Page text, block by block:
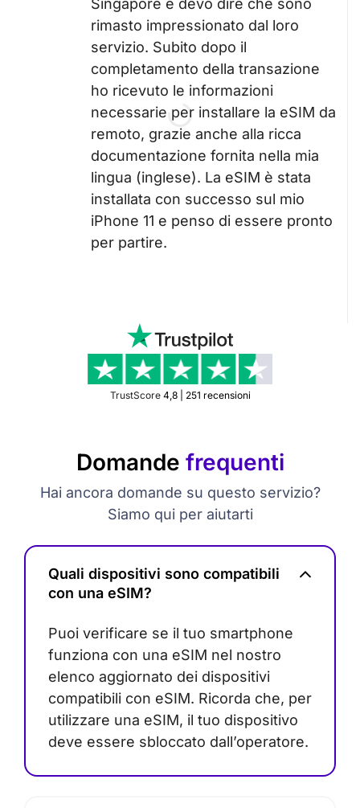
rimasto impressionato dal loro
servizio. Subito dopo il
completamento della transazione
ho ricevuto le informazioni
necessarie per installare la eSIM da
remoto, grazie anche alla ricca
documentazione fornita nella mia
lingua (inglese). La eSIM è stata
installata con successo sul mio
iPhone 11 e penso di essere pronto
per partire.
TrustScore 4,8 | 251 recensioni
Domande frequenti
Hai ancora domande su questo servizio?
Siamo qui per aiutarti
Quali dispositivi sono compatibili
con una eSIM?
Puoi verificare se il tuo smartphone
funziona con una eSIM nel nostro
elenco aggiornato dei dispositivi
compatibili con eSIM. Ricorda che, per
utilizzare una eSIM, il tuo dispositivo
deve essere sbloccato dall’operatore.